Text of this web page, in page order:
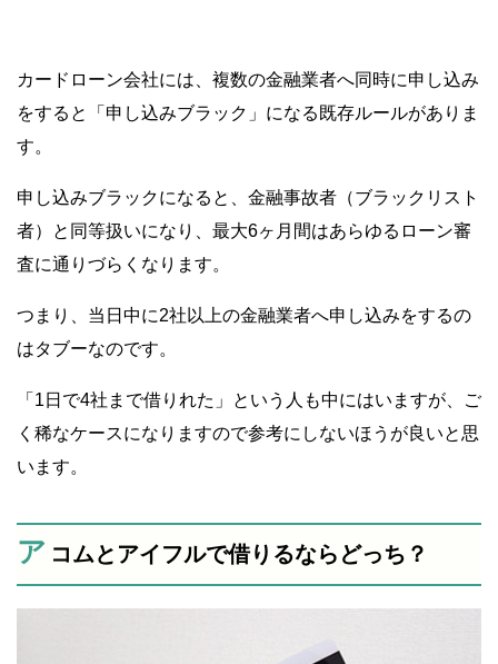
カードローン会社には、複数の金融業者へ同時に申し込み
をすると「申し込みブラック」になる既存ルールがありま
す。
申し込みブラックになると、金融事故者（ブラックリスト
者）と同等扱いになり、最大6ヶ月間はあらゆるローン審
査に通りづらくなります。
つまり、当日中に2社以上の金融業者へ申し込みをするの
はタブーなのです。
「1日で4社まで借りれた」という人も中にはいますが、ご
く稀なケースになりますので参考にしないほうが良いと思
います。
ア コムとアイフルで借りるならどっち？